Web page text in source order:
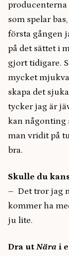
producenterna
som spelar
första gången
på det sättet i
gjort tidigare.
mycket
skapa det
tycker jag är
kan någonting
man vridit på
bra.
Skulle du
– Det tror jag
kommer ha
ju lite.
Dra utNära i